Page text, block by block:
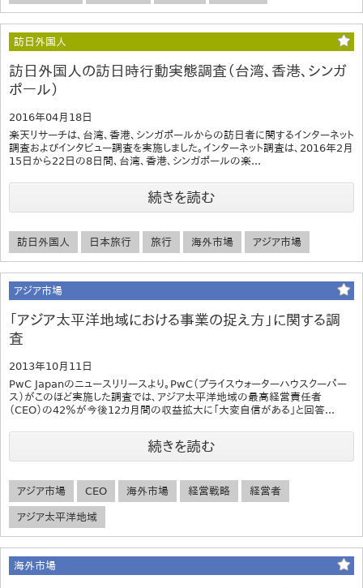
訪日外国人
訪日外国人の訪日時行動実態調査（台湾、香港、シンガ
ポール）
2016年04月18日
楽天リサーチは、台湾、香港、シンガポールからの訪日者に関するインターネット
調査およびインタビュー調査を実施しました。インターネット調査は、2016年2月
15日から22日の8日間、台湾、香港、シンガポールの楽...
続きを読む
訪日外国人 日本旅行 旅行 海外市場 アジア市場
アジア市場
「アジア太平洋地域における事業の捉え方」に関する調
査
2013年10月11日
PwC Japanのニュースリリースより。PwC（プライスウォーターハウスクーパー
ス）がこのほど実施した調査では、アジア太平洋地域の最高経営責任者
（CEO）の42％が今後12カ月間の収益拡大に「大変自信がある」と回答...
続きを読む
アジア市場 CEO 海外市場 経営戦略 経営者
アジア太平洋地域
海外市場